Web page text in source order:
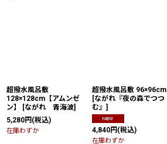
超撥水風呂敷
128×128cm【アムンゼ
ン】
[ながれ 青海波]
5,280円 (税込)
在庫わずか
超撥水風呂敷 96×96cm
[ながれ『夜の森でつつ
む』 ]
4,840円 (税込)
在庫わずか